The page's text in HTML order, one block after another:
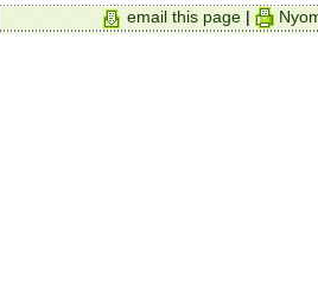
email this page |